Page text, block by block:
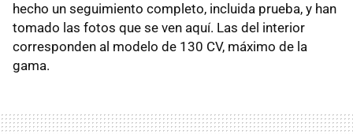
hecho un seguimiento completo, incluida prueba, y han
tomado las fotos que se ven aquí. Las del interior
corresponden al modelo de 130 CV, máximo de la
gama.